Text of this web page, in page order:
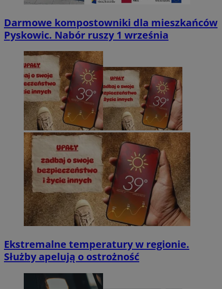
Darmowe kompostowniki dla mieszkańców
Pyskowic. Nabór ruszy 1 września
Ekstremalne temperatury w regionie.
Służby apelują o ostrożność